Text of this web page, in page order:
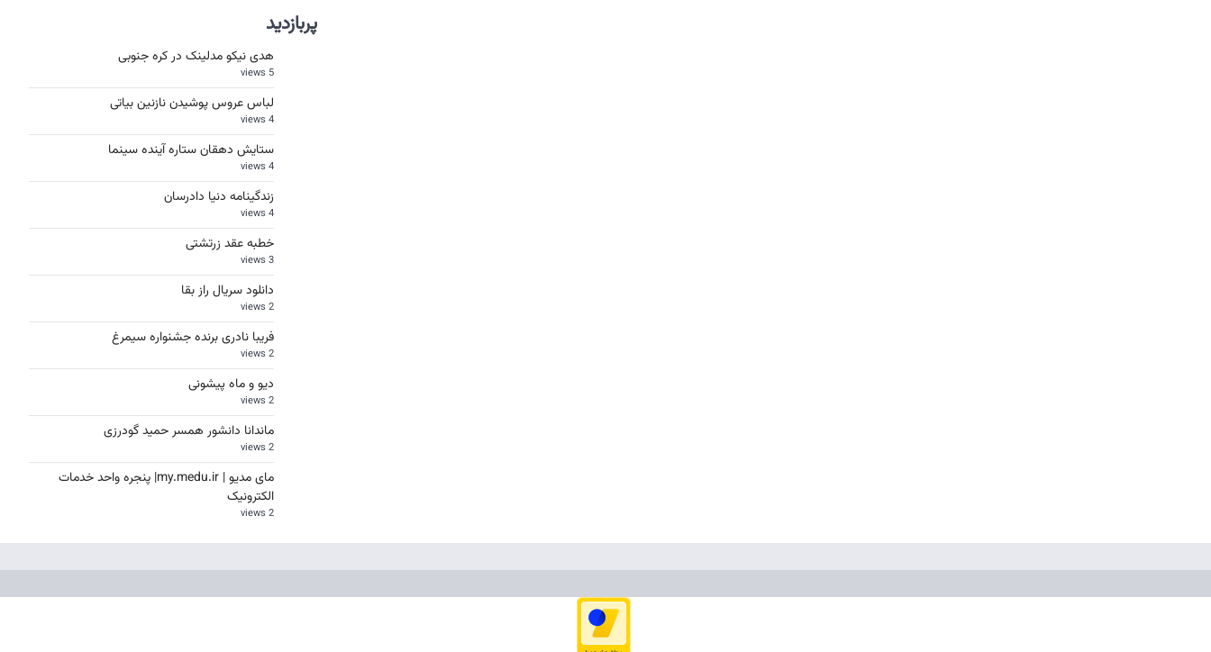
پربازدید
هدی نیکو مدلینک در کره جنوبی
5 views
لباس عروس پوشیدن نازنین بیاتی
4 views
ستایش دهقان ستاره آینده سینما
4 views
زندگینامه دنیا دادرسان
4 views
خطبه عقد زرتشتی
3 views
دانلود سریال راز بقا
2 views
فریبا نادری برنده جشنواره سیمرغ
2 views
دیو و ماه پیشونی
2 views
ماندانا دانشور همسر حمید گودرزی
2 views
مای مدیو | my.medu.ir| پنجره واحد خدمات
الکترونیک
2 views